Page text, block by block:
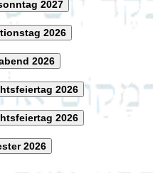
2027
2026
2026
2026
2026
2026